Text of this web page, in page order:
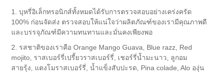
1. บุหรี่อิเล็กทรอนิกส์ทั้งหมดได้รับการตรวจสอบอย่างเคร่งครัด
100% ก่อนจัดส่ง ตรวจสอบให้แน่ใจว่าผลิตภัณฑ์ของเรามีคุณภาพดี
และบรรจุภัณฑ์มีความทนทานและมั่นคงเพียงพอ
2. รสชาติของเราคือ Orange Mango Guava, Blue razz, Red
mojito, ราสเบอร์รี่เปรี้ยวราสเบอร์รี่, เชอร์รี่น้ำมะนาว, ลูกอม
สายรุ้ง, แตงโมราสเบอร์รี่, น้ำแข็งสับปะรด, Pina colade, Alo องุ่น